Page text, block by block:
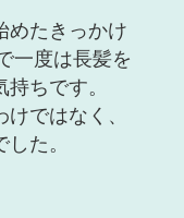
めたきっかけ
一度は長髪を
ちです。
ではなく、
た。